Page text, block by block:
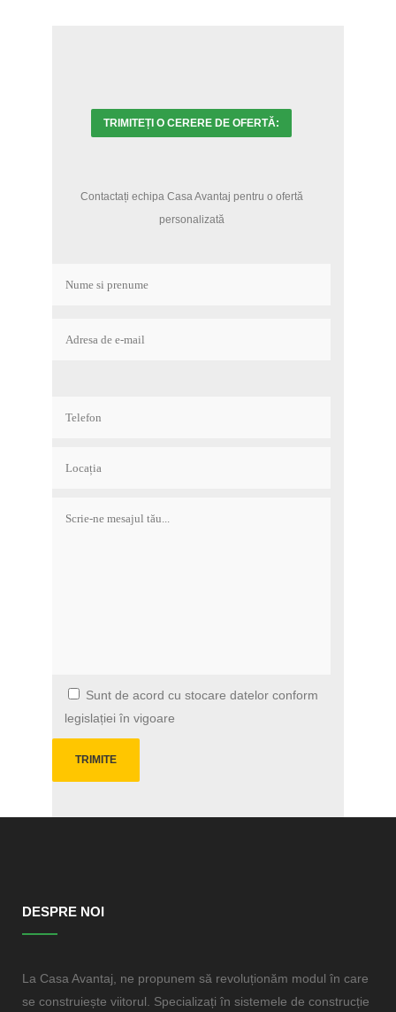
TRIMITEȚI O CERERE DE OFERTĂ:
Contactați echipa Casa Avantaj pentru o ofertă
personalizată
Sunt de acord cu stocare datelor conform
legislației în vigoare
DESPRE NOI
La Casa Avantaj, ne propunem să revoluționăm modul în care
se construiește viitorul. Specializați în sistemele de construcție